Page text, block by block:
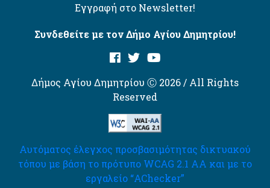
Εγγραφή στο Newsletter!
Συνδεθείτε με τον Δήμο Αγίου Δημητρίου!
Δήμος Αγίου Δημητρίου Ⓒ 2026 / All Rights
Reserved
Αυτόματος έλεγχος προσβασιμότητας δικτυακού
τόπου με βάση το πρότυπο WCAG 2.1 AA και με το
εργαλείο “AChecker”